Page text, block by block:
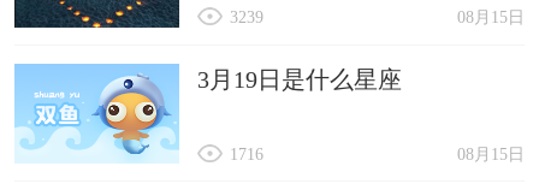
08月15日
3239
3月19日是什么星座
08月15日
1716